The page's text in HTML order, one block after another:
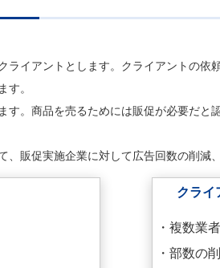
ライアントとします。クライアントの
す。
。商品を売るためには販促が必要だ
販促実施企業に対して広告回数の削減
クラ
・複数業
・部数の